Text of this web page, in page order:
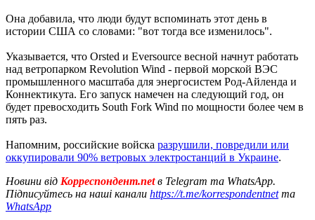
Она добавила, что люди будут вспоминать этот день в
истории США со словами: "вот тогда все изменилось".
Указывается, что Orsted и Eversource весной начнут работать
над ветропарком Revolution Wind - первой морской ВЭС
промышленного масштаба для энергосистем Род-Айленда и
Коннектикута. Его запуск намечен на следующий год, он
будет превосходить South Fork Wind по мощности более чем в
пять раз.
Напомним, российские войска разрушили, повредили или
оккупировали 90% ветровых электростанций в Украине.
Новини від Корреспондент.netв Telegram та WhatsApp.
Підписуйтесь на наші канали https://t.me/korrespondentnetта
WhatsApp